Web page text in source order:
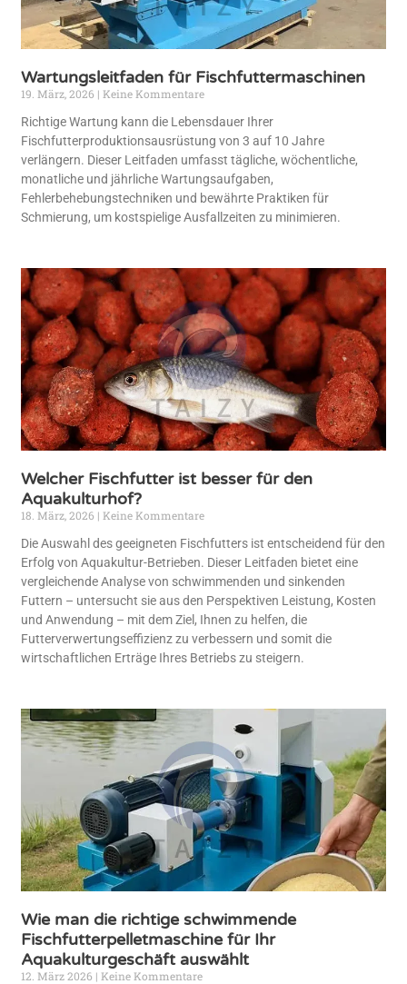
Wartungsleitfaden für Fischfuttermaschinen
19. März, 2026
Keine Kommentare
Richtige Wartung kann die Lebensdauer Ihrer
Fischfutterproduktionsausrüstung von 3 auf 10 Jahre
verlängern. Dieser Leitfaden umfasst tägliche, wöchentliche,
monatliche und jährliche Wartungsaufgaben,
Fehlerbehebungstechniken und bewährte Praktiken für
Schmierung, um kostspielige Ausfallzeiten zu minimieren.
Welcher Fischfutter ist besser für den
Aquakulturhof?
18. März, 2026
Keine Kommentare
Die Auswahl des geeigneten Fischfutters ist entscheidend für den
Erfolg von Aquakultur-Betrieben. Dieser Leitfaden bietet eine
vergleichende Analyse von schwimmenden und sinkenden
Futtern – untersucht sie aus den Perspektiven Leistung, Kosten
und Anwendung – mit dem Ziel, Ihnen zu helfen, die
Futterverwertungseffizienz zu verbessern und somit die
wirtschaftlichen Erträge Ihres Betriebs zu steigern.
Wie man die richtige schwimmende
Fischfutterpelletmaschine für Ihr
Aquakulturgeschäft auswählt
12. März 2026
Keine Kommentare